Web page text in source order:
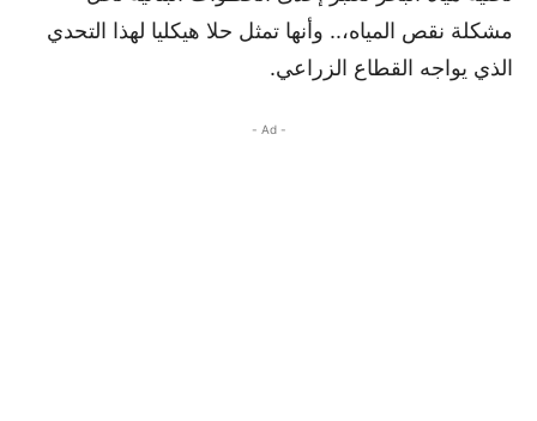
مشكلة نقص المياه،.. وأنها تمثل حلا هيكليا لهذا التحدي
الذي يواجه القطاع الزراعي.
- Ad -